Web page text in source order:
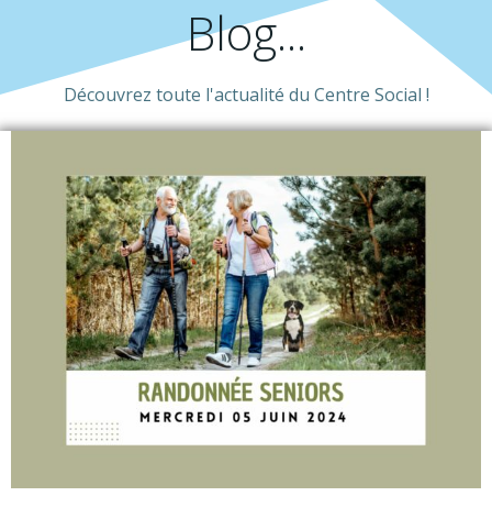
Blog...
Découvrez toute l'actualité du Centre Social !